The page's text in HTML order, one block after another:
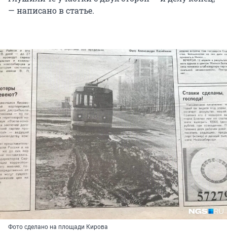
— написано в статье.
Фото сделано на площади Кирова